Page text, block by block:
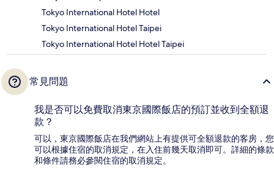
Tokyo International Hotel Hotel
Tokyo International Hotel Taipei
Tokyo International Hotel Hotel Taipei
常見問題
我是否可以免費取消東京國際飯店的預訂並收到全額退
款？
可以，東京國際飯店在我們網站上有提供可全額退款的客房，您
可以根據住宿的取消規定，在入住前幾天取消即可。詳細的條款
和條件請務必參閱住宿的取消規定。